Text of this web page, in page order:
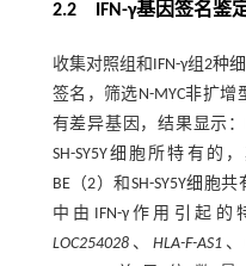
2.2 IFN-γ基因签名鉴
收集对照组和IFN-γ组2种
签名，筛选N-MYC非扩增
有差异基因，结果显示
SH-SY5Y细胞所特有的
BE（2）和SH-SY5Y细胞
中由IFN-γ作用引起
LOC254028、 HLA-F-AS1、